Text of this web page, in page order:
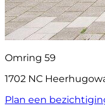
Omring 59
1702 NC
Plan een